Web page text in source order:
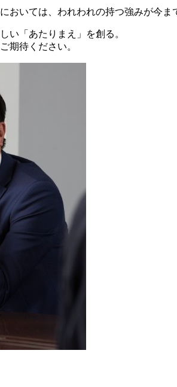
おいては、われわれの持つ強みが今ま
い「あたりまえ」を創る。
期待ください。